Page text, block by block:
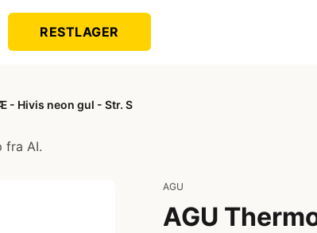
RESTLAGER
- Hivis neon gul - Str. S
fra AI.
AGU
AGU